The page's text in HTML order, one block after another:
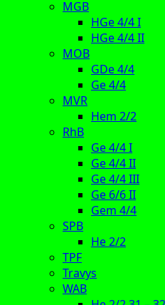
MGB
HGe 4/4 I
HGe 4/4 II
MOB
GDe 4/4
Ge 4/4
MVR
Hem 2/2
RhB
Ge 4/4 I
Ge 4/4 II
Ge 4/4 III
Ge 6/6 II
Gem 4/4
SPB
He 2/2
TPF
Travys
WAB